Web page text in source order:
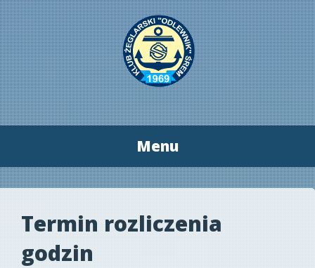
Menu
Przeskocz
do
Termin rozliczenia
godzin